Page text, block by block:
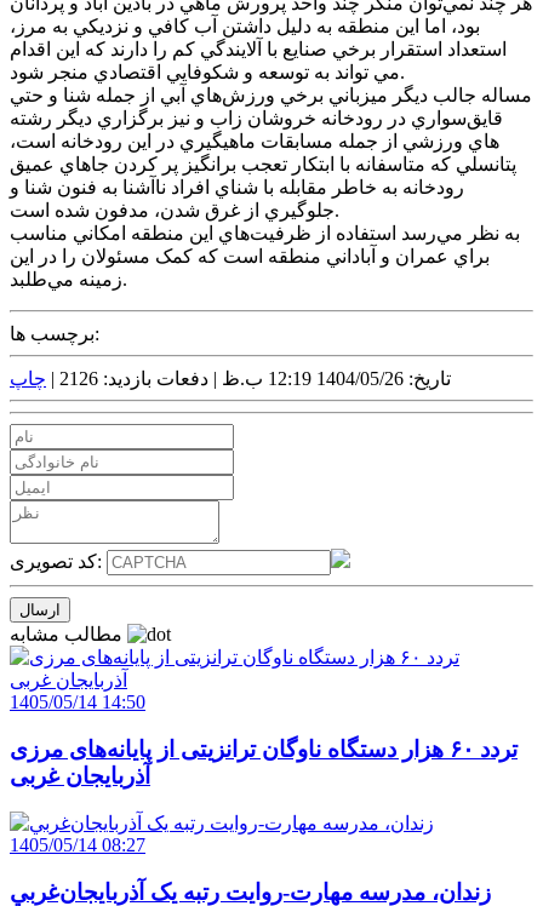
بود، اما اين منطقه به دليل داشتن آب کافي و نزديکي به مرز،
استعداد استقرار برخي صنايع با آلايندگي کم را دارند که اين اقدام
مي تواند به توسعه و شکوفايي اقتصادي منجر شود.
مساله جالب ديگر ميزباني برخي ورزش‌هاي آبي از جمله شنا و حتي
قايق‌سواري در رودخانه‌ خروشان زاب و نيز برگزاري ديگر رشته
هاي ورزشي از جمله مسابقات ماهيگيري در اين رودخانه است،
پتانسلي که متاسفانه با ابتکار تعجب برانگيز پر کردن جاهاي عميق
رودخانه به خاطر مقابله با شناي افراد ناآشنا به فنون شنا و
جلوگيري از غرق شدن، مدفون شده است.
به نظر مي‌رسد استفاده از ظرفيت‌هاي اين منطقه امکاني مناسب
براي عمران و آباداني منطقه است که کمک مسئولان را در اين
زمينه مي‌طلبد.
برچسب ها:
تاریخ: 1404/05/26 12:19 ب.ظ | دفعات بازدید: 2126 | چاپ
کد تصویری:
1405/05/14 14:50
تردد ۶۰ هزار دستگاه ناوگان ترانزیتی از پایانه‌های مرزی
آذربایجان ‌غربی
1405/05/14 08:27
زندان، مدرسه مهارت-روايت رتبه يک آذربايجان‌غربي